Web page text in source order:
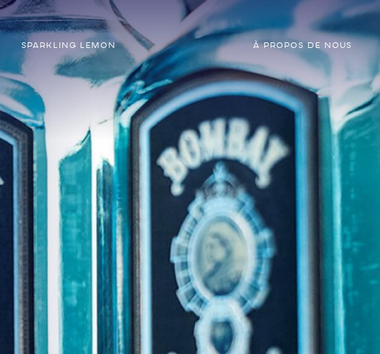
SPARKLING LEMON À PROPOS DE NOUS